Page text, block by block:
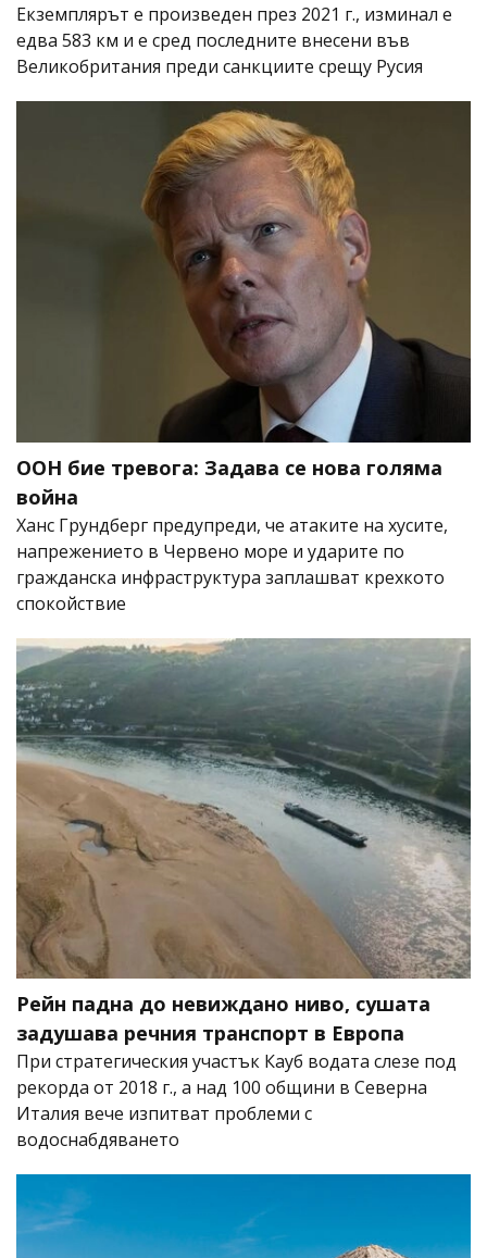
Екземплярът е произведен през 2021 г., изминал е
едва 583 км и е сред последните внесени във
Великобритания преди санкциите срещу Русия
ООН бие тревога: Задава се нова голяма
война
Ханс Грундберг предупреди, че атаките на хусите,
напрежението в Червено море и ударите по
гражданска инфраструктура заплашват крехкото
спокойствие
Рейн падна до невиждано ниво, сушата
задушава речния транспорт в Европа
При стратегическия участък Кауб водата слезе под
рекорда от 2018 г., а над 100 общини в Северна
Италия вече изпитват проблеми с
водоснабдяването